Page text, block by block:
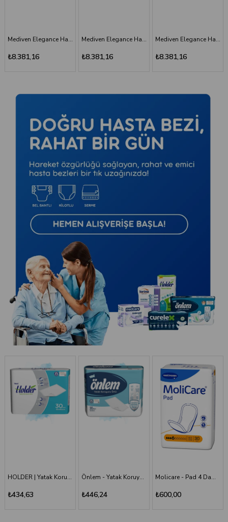
Mediven Elegance Hamile Varis Çorabı - CCL2 - Burnu Kapalı - Bej - 6 Numara - Kısa (Petite)
₺8.381,16
Mediven Elegance Hamile Varis Çorabı - CCL2 - Burnu Kapalı - Bej - 5 Numara - Kısa (Petite)
₺8.381,16
Mediven Elegance Hamile Varis Çorabı - CCL2 - Burnu Kapalı - Kaşmir - 3 Numara
₺8.381,16
Önlem - Yatak Koruyucu 60*90 - 30'lu Paket
₺446,24
Molicare - Pad 4 Damla - Mesane Pedi
₺600,00
Holder - Belbantlı Hasta Bezi - S - 120 Adet, 4 Paket
₺1.660,00